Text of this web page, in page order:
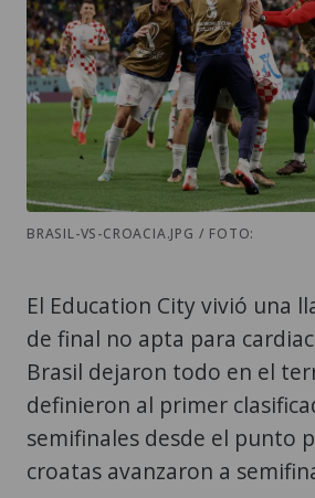
BRASIL-VS-CROACIA.JPG / FOTO:
El Education City vivió una
de final no apta para
Brasil dejaron todo en el
definieron al primer
semifinales desde el punto
croatas avanzaron a